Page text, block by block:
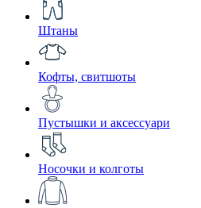
Штаны
Кофты, свитшоты
Пустышки и аксессуари
Носочки и колготы